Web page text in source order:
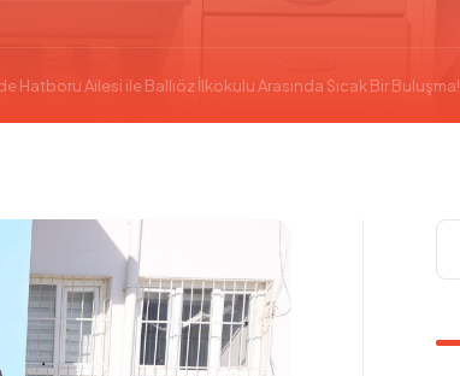
Hatboru Ailesi ile Ballıöz İlkokulu Arasında Sıcak Bir Buluşma!